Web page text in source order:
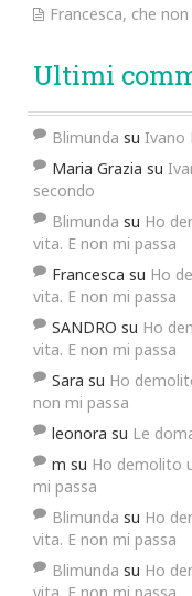
Francesca, che
Ultimi
Blimunda su Ivano
Maria Grazia su
secondo
Blimunda su Ho
vita. E non mi passa
Francesca su Ho
vita. E non mi passa
SANDRO su Ho
vita. E non mi passa
Sara su Ho
non mi passa
leonora su Le
m su Ho demolito
mi passa
Blimunda su Ho
vita. E non mi passa
Blimunda su Ho